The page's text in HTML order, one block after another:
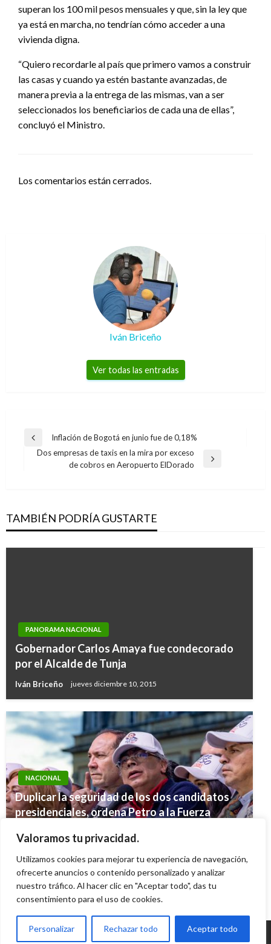
Valoramos tu privacidad.
Utilizamos cookies para mejorar tu experiencia de navegación,
ofrecerte anuncios o contenido personalizado y analizar
nuestro tráfico. Al hacer clic en "Aceptar todo", das tu
consentimiento para el uso de cookies.
Personalizar Rechazar todo Aceptar todo
superan los 100 mil pesos mensuales y que, sin la ley que
ya está en marcha, no tendrían cómo acceder a una
vivienda digna.
“Quiero recordarle al país que primero vamos a construir
las casas y cuando ya estén bastante avanzadas, de
manera previa a la entrega de las mismas, van a ser
seleccionados los beneficiarios de cada una de ellas”,
concluyó el Ministro.
Los comentarios están cerrados.
Iván Briceño
Ver todas las entradas
Navegación
de
entradas
Entrada
anterior
Inflación de Bogotá en junio fue de 0,18%
Dos empresas de taxis en la mira por exceso
de cobros en Aeropuerto ElDorado
TAMBIÉN PODRÍA GUSTARTE
PANORAMA NACIONAL
Gobernador Carlos Amaya fue condecorado
por el Alcalde de Tunja
Iván Briceño jueves diciembre 10, 2015
NACIONAL
Duplicar la seguridad de los dos candidatos
presidenciales, ordena Petro a la Fuerza
NACIONAL
informáticos electrónicos de la DIAN
Giovanni Alarcón M. lunes agosto 12, 2019
NACIONAL
La protección de los páramos indispensable
para salvar especies amenazadas como el oso
Iván Briceño lunes diciembre 23, 2019